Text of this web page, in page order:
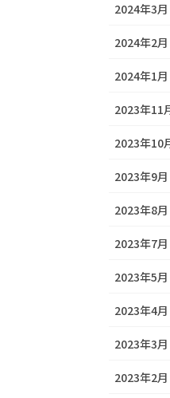
2024年3月
2024年2月
2024年1月
2023年11
2023年10
2023年9月
2023年8月
2023年7月
2023年5月
2023年4月
2023年3月
2023年2月